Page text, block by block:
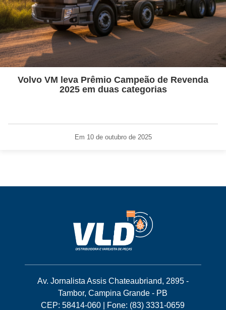
Volvo VM leva Prêmio Campeão de Revenda
2025 em duas categorias
Em 10 de outubro de 2025
Av. Jornalista Assis Chateaubriand, 2895 -
Tambor, Campina Grande - PB
CEP: 58414-060 | Fone: (83) 3331-0659